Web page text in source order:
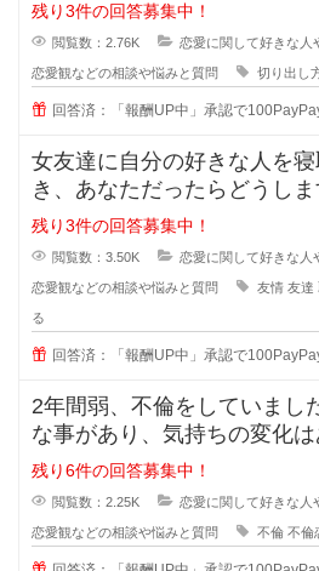
残り3件の回答募集中！
閲覧数：2.76K 恋愛に関して好きな人
恋愛観などの相談や悩みと質問 切り出し
回答済：「報酬UP中」承認で
女友達に自分の好きな人を
き、あなただったらどうしますか？ 自
に好きな人の話をするのは女
残り3件の回答募集中！
閲覧数：3.50K 恋愛に関して好きな人
恋愛観などの相談や悩みと質問 友情 友達
る
回答済：「報酬UP中」承認で
2年間弱、不倫をしていまし
な事があり、気持ちの変化
かく彼の事が大好きで一緒に
残り6件の回答募集中！
閲覧数：2.25K 恋愛に関して好きな人
恋愛観などの相談や悩みと質問 不倫 不倫